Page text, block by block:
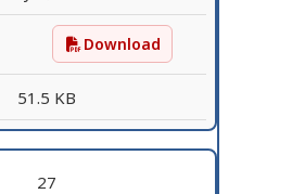
एम.आर.आय. तंत्रज्ञ या पदावर
Download
51.5 KB
27